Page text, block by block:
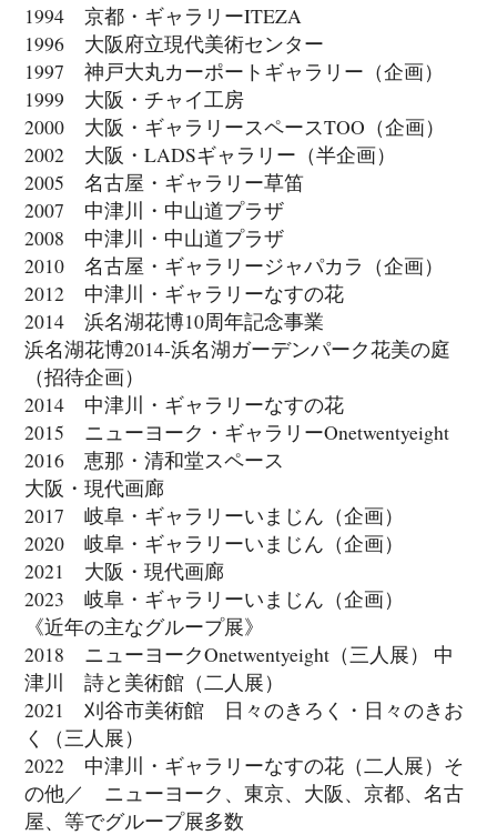
1994 京都・ギャラリーITEZA
1996 大阪府立現代美術センター
1997 神戸大丸カーポートギャラリー（企画）
1999 大阪・チャイ工房
2000 大阪・ギャラリースペースTOO（企画）
2002 大阪・LADSギャラリー（半企画）
2005 名古屋・ギャラリー草笛
2007 中津川・中山道プラザ
2008 中津川・中山道プラザ
2010 名古屋・ギャラリージャパカラ（企画）
2012 中津川・ギャラリーなすの花
2014 浜名湖花博10周年記念事業
浜名湖花博2014‐浜名湖ガーデンパーク花美の庭
（招待企画）
2014 中津川・ギャラリーなすの花
2015 ニューヨーク・ギャラリーOnetwentyeight
2016 恵那・清和堂スペース
大阪・現代画廊
2017 岐阜・ギャラリーいまじん（企画）
2020 岐阜・ギャラリーいまじん（企画）
2021 大阪・現代画廊
2023 岐阜・ギャラリーいまじん（企画）
《近年の主なグループ展》
2018 ニューヨークOnetwentyeight（三人展） 中
津川 詩と美術館（二人展）
2021 刈谷市美術館 日々のきろく・日々のきお
く（三人展）
2022 中津川・ギャラリーなすの花（二人展）そ
の他／ ニューヨーク、東京、大阪、京都、名古
屋、等でグループ展多数